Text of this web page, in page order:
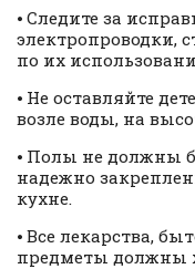
⦁ Следите за
электропроводки,
по их
⦁ Не оставляйте
возле воды, на
⦁ Полы не должны
надежно
кухне.
⦁ Все лекарства,
предметы должны